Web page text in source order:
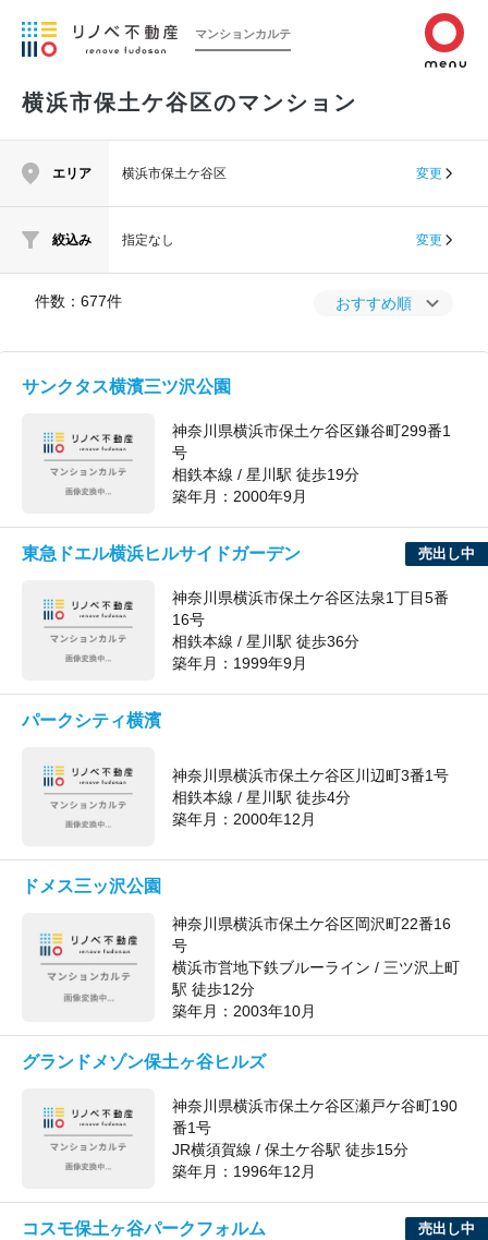
マンションカルテ
横浜市保土ケ谷区のマンション
エリア 横浜市保土ケ谷区 変更
絞込み 指定なし 変更
件数： 677件 おすすめ順
サンクタス横濱三ツ沢公園
神奈川県横浜市保土ケ谷区鎌谷町299番1
号
相鉄本線 / 星川駅 徒歩19分
築年月： 2000年9月
東急ドエル横浜ヒルサイドガーデン 売出し中
神奈川県横浜市保土ケ谷区法泉1丁目5番
16号
相鉄本線 / 星川駅 徒歩36分
築年月： 1999年9月
パークシティ横濱
神奈川県横浜市保土ケ谷区川辺町3番1号
相鉄本線 / 星川駅 徒歩4分
築年月： 2000年12月
ドメス三ッ沢公園
神奈川県横浜市保土ケ谷区岡沢町22番16
号
横浜市営地下鉄ブルーライン / 三ツ沢上町
駅 徒歩12分
築年月：2003年10月
グランドメゾン保土ヶ谷ヒルズ
神奈川県横浜市保土ケ谷区瀬戸ケ谷町190
番1号
JR横須賀線 / 保土ケ谷駅 徒歩15分
築年月： 1996年12月
コスモ保土ヶ谷パークフォルム 売出し中